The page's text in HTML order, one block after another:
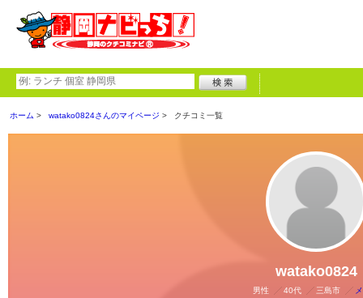
ホーム watako0824さんのマイページ クチコミ一覧
watako0824
男性 40代 三島市